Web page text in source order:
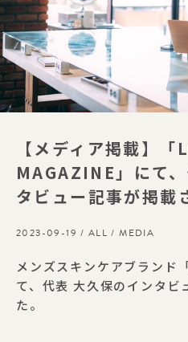
【メディア掲載】「
MAGAZINE」にて
タビュー記事が掲載
2023-09-19 / ALL /MEDIA
メンズスキンケアブランド
て、代表 大久保のインタビ
た。